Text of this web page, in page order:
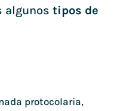
algunos tipos de
protocolaria,